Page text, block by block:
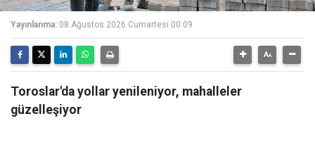
Yayınlanma: 08 Ağustos 2026 Cumartesi 00:09
Toroslar'da yollar yenileniyor, mahalleler
güzelleşiyor